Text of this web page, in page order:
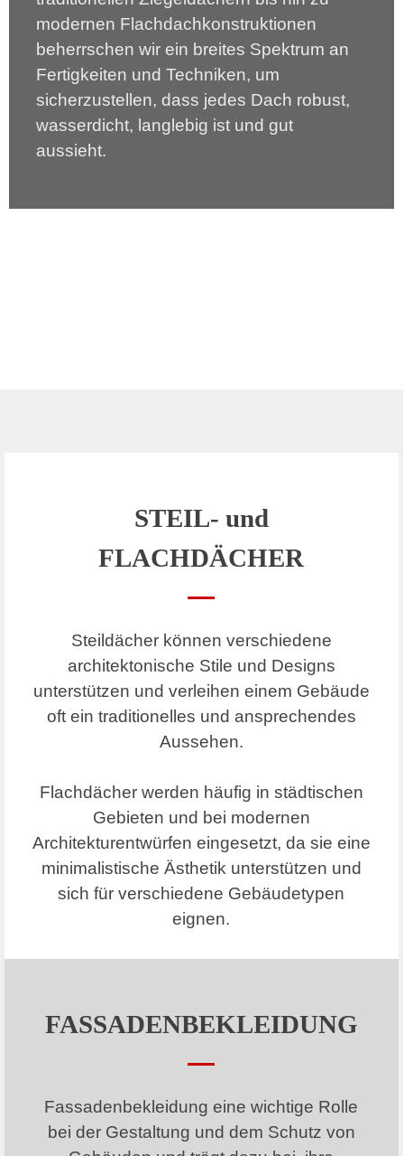
modernen Flachdachkonstruktionen
beherrschen wir ein breites Spektrum an
Fertigkeiten und Techniken, um
sicherzustellen, dass jedes Dach robust,
wasserdicht, langlebig ist und gut
aussieht.
STEIL- und
FLACHDÄCHER
Steildächer können verschiedene
architektonische Stile und Designs
unterstützen und verleihen einem Gebäude
oft ein traditionelles und ansprechendes
Aussehen.
Flachdächer werden häufig in städtischen
Gebieten und bei modernen
Architekturentwürfen eingesetzt, da sie eine
minimalistische Ästhetik unterstützen und
sich für verschiedene Gebäudetypen
eignen.
FASSADENBEKLEIDUNG
Fassadenbekleidung eine wichtige Rolle
bei der Gestaltung und dem Schutz von